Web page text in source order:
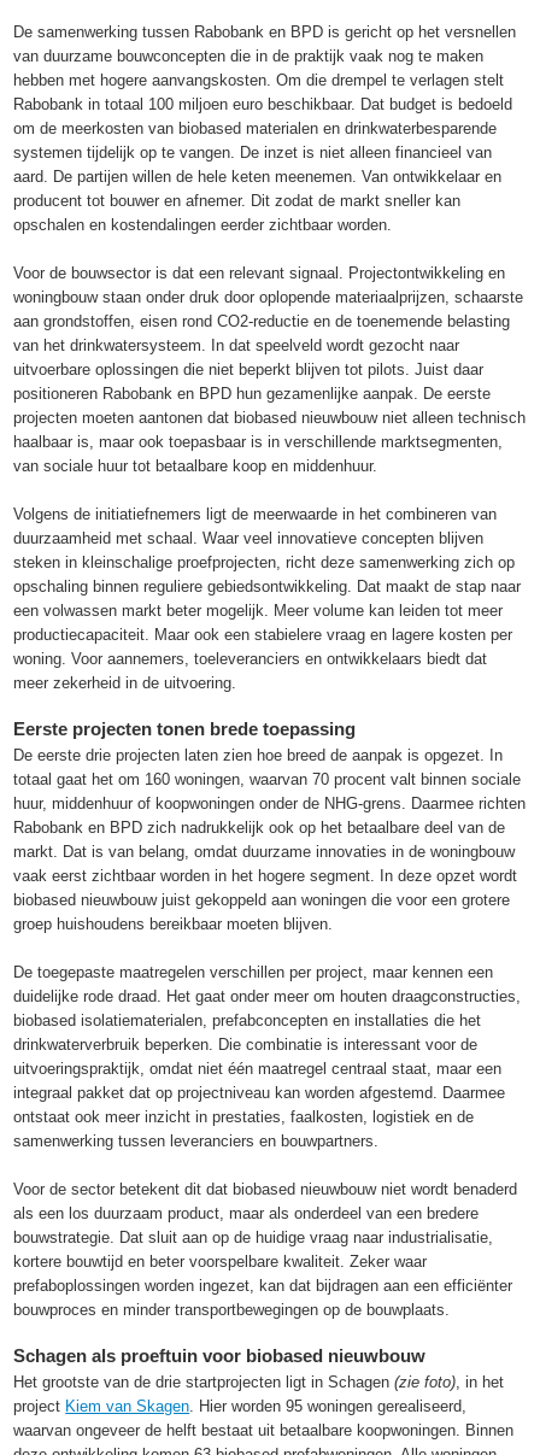
De samenwerking tussen Rabobank en BPD is gericht op het versnellen
van duurzame bouwconcepten die in de praktijk vaak nog te maken
hebben met hogere aanvangskosten. Om die drempel te verlagen stelt
Rabobank in totaal 100 miljoen euro beschikbaar. Dat budget is bedoeld
om de meerkosten van biobased materialen en drinkwaterbesparende
systemen tijdelijk op te vangen. De inzet is niet alleen financieel van
aard. De partijen willen de hele keten meenemen. Van ontwikkelaar en
producent tot bouwer en afnemer. Dit zodat de markt sneller kan
opschalen en kostendalingen eerder zichtbaar worden.
Voor de bouwsector is dat een relevant signaal. Projectontwikkeling en
woningbouw staan onder druk door oplopende materiaalprijzen, schaarste
aan grondstoffen, eisen rond CO2-reductie en de toenemende belasting
van het drinkwatersysteem. In dat speelveld wordt gezocht naar
uitvoerbare oplossingen die niet beperkt blijven tot pilots. Juist daar
positioneren Rabobank en BPD hun gezamenlijke aanpak. De eerste
projecten moeten aantonen dat biobased nieuwbouw niet alleen technisch
haalbaar is, maar ook toepasbaar is in verschillende marktsegmenten,
van sociale huur tot betaalbare koop en middenhuur.
Volgens de initiatiefnemers ligt de meerwaarde in het combineren van
duurzaamheid met schaal. Waar veel innovatieve concepten blijven
steken in kleinschalige proefprojecten, richt deze samenwerking zich op
opschaling binnen reguliere gebiedsontwikkeling. Dat maakt de stap naar
een volwassen markt beter mogelijk. Meer volume kan leiden tot meer
productiecapaciteit. Maar ook een stabielere vraag en lagere kosten per
woning. Voor aannemers, toeleveranciers en ontwikkelaars biedt dat
meer zekerheid in de uitvoering.
Eerste projecten tonen brede toepassing
De eerste drie projecten laten zien hoe breed de aanpak is opgezet. In
totaal gaat het om 160 woningen, waarvan 70 procent valt binnen sociale
huur, middenhuur of koopwoningen onder de NHG-grens. Daarmee richten
Rabobank en BPD zich nadrukkelijk ook op het betaalbare deel van de
markt. Dat is van belang, omdat duurzame innovaties in de woningbouw
vaak eerst zichtbaar worden in het hogere segment. In deze opzet wordt
biobased nieuwbouw juist gekoppeld aan woningen die voor een grotere
groep huishoudens bereikbaar moeten blijven.
De toegepaste maatregelen verschillen per project, maar kennen een
duidelijke rode draad. Het gaat onder meer om houten draagconstructies,
biobased isolatiematerialen, prefabconcepten en installaties die het
drinkwaterverbruik beperken. Die combinatie is interessant voor de
uitvoeringspraktijk, omdat niet één maatregel centraal staat, maar een
integraal pakket dat op projectniveau kan worden afgestemd. Daarmee
ontstaat ook meer inzicht in prestaties, faalkosten, logistiek en de
samenwerking tussen leveranciers en bouwpartners.
Voor de sector betekent dit dat biobased nieuwbouw niet wordt benaderd
als een los duurzaam product, maar als onderdeel van een bredere
bouwstrategie. Dat sluit aan op de huidige vraag naar industrialisatie,
kortere bouwtijd en beter voorspelbare kwaliteit. Zeker waar
prefaboplossingen worden ingezet, kan dat bijdragen aan een efficiënter
bouwproces en minder transportbewegingen op de bouwplaats.
Schagen als proeftuin voor biobased nieuwbouw
Het grootste van de drie startprojecten ligt in Schagen(zie foto), in het
project Kiem van Skagen. Hier worden 95 woningen gerealiseerd,
waarvan ongeveer de helft bestaat uit betaalbare koopwoningen. Binnen